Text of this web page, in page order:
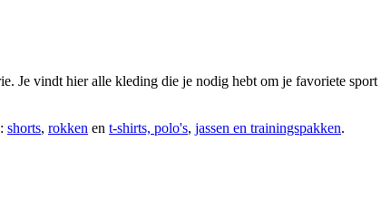
Je vindt hier alle kleding die je nodig hebt om je favoriete
shorts, rokken en t-shirts, polo's, jassen en trainingspakken.